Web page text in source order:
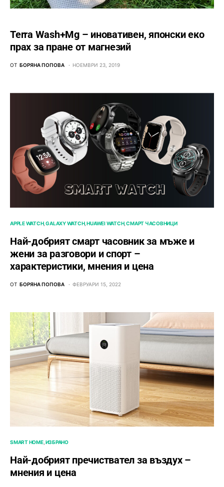
Terra Wash+Mg – иновативен, японски еко
прах за пране от магнезий
ОТ БОРЯНА ПОПОВА НОЕМВРИ 23, 2019
APPLE WATCH GALAXY WATCH HUAWEI WATCH СМАРТ ЧАСОВНИЦИ
Най-добрият смарт часовник за мъже и
жени за разговори и спорт –
характеристики, мнения и цена
ОТ БОРЯНА ПОПОВА ФЕВРУАРИ 15, 2022
SMART HOME ИЗБРАНО
Най-добрият пречиствател за въздух –
мнения и цена